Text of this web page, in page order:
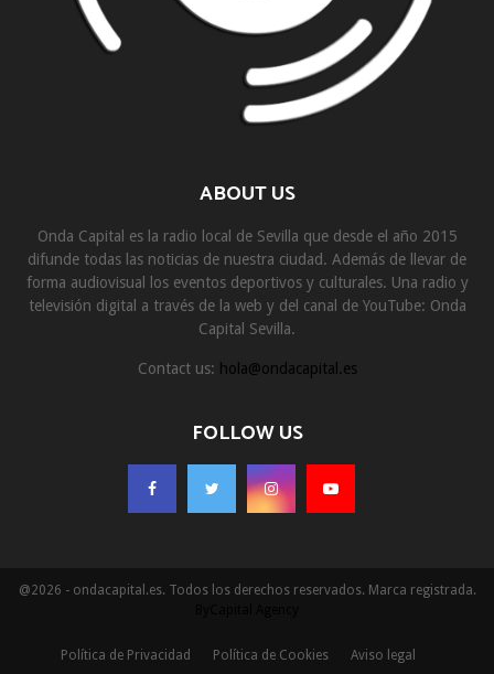
ABOUT US
Onda Capital es la radio local de Sevilla que desde el año 2015
difunde todas las noticias de nuestra ciudad. Además de llevar de
forma audiovisual los eventos deportivos y culturales. Una radio y
televisión digital a través de la web y del canal de YouTube: Onda
Capital Sevilla.
Contact us: hola@ondacapital.es
FOLLOW US
@2026 - ondacapital.es. Todos los derechos reservados. Marca registrada.
Política de Privacidad Política de Cookies Aviso legal